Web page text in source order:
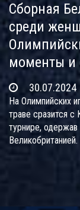
Сборная
среди
моменты и
30.07.2024
На Олимпийских
траве сразится с
турнире,
Нидерландам,
быть